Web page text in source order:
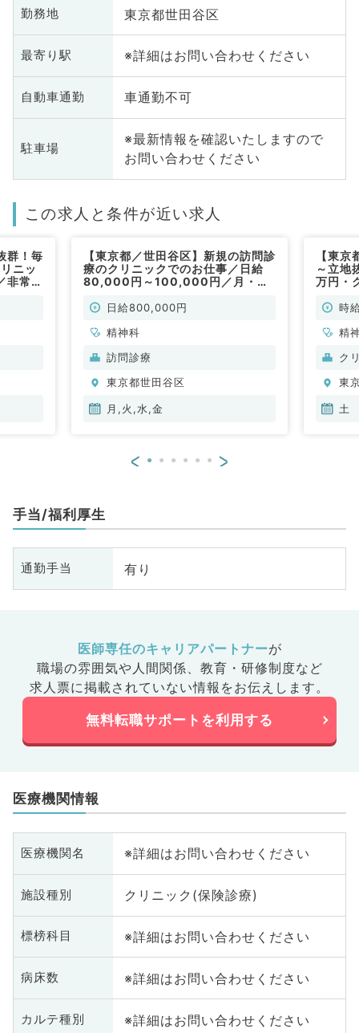
勤務地 東京都世田谷区
最寄り駅 ※詳細はお問い合わせください
自動車通勤 車通勤不可
駐車場
※最新情報を確認いたしますので
お問い合わせください
この求人と条件が近い求人
群！毎
ニッ
非常
【東京都／世田谷区】新規の訪問診
療のクリニックでのお仕事／日給
80,000円～100,000円／月・
可能／9：00～18：00／時短勤務
勤）
日給800,000円
精神科
訪問診療
東京都世田谷区
月,火,水,金
【東
～立地
万円・
時
精
ク
東
土
< >
手当/福利厚生
通勤手当 有り
医師専任のキャリアパートナーが
職場の雰囲気や人間関係、 教育・研修制度など
求人票に掲載されていない情報をお伝えします。
無料転職サポートを利用する
医療機関情報
医療機関名 ※詳細はお問い合わせください
施設種別 クリニック(保険診療)
標榜科目 ※詳細はお問い合わせください
病床数 ※詳細はお問い合わせください
カルテ種別 ※詳細はお問い合わせください